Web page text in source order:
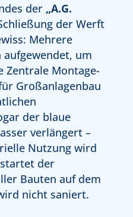
der „A.G.
der Werft
Mehrere
um
Zentrale Montage-
Großanlagenbau
der blaue
verlängert –
Nutzung wird
der
Bauten auf dem
nicht saniert.